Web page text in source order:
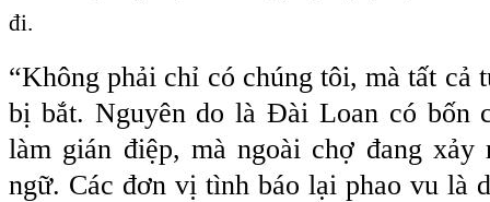
đi.
“Không phải chỉ có chúng tôi, mà tất cả
bị bắt. Nguyên do là Đài Loan có bốn
làm gián điệp, mà ngoài chợ đang xảy
ngữ. Các đơn vị tình báo lại phao vu là